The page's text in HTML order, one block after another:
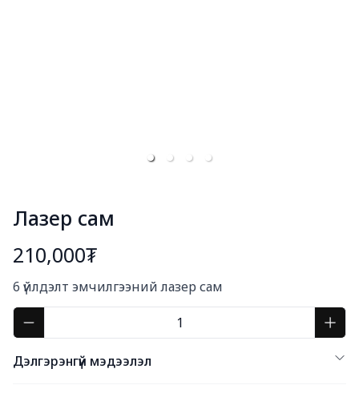
Лазер сам
210,000₮
6 үйлдэлт эмчилгээний лазер сам
Дэлгэрэнгүй мэдээлэл